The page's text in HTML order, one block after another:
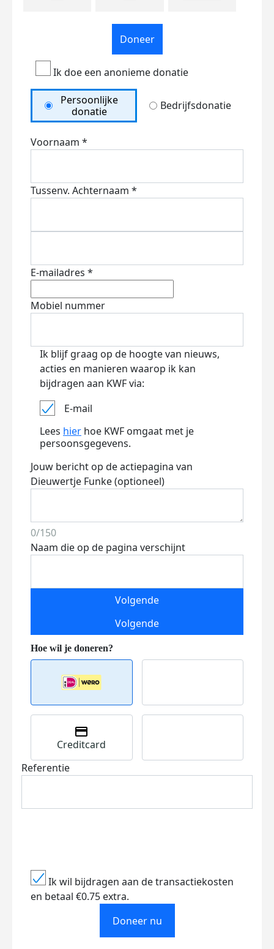
Doneer
Ik doe een anonieme donatie
Persoonlijke
donatie
Bedrijfsdonatie
Voornaam *
Tussenv. Achternaam *
E-mailadres *
Mobiel nummer
Ik blijf graag op de hoogte van nieuws,
acties en manieren waarop ik kan
bijdragen aan KWF via:
E-mail
Lees hier hoe KWF omgaat met je
persoonsgegevens.
Jouw bericht op de actiepagina van
Dieuwertje Funke (optioneel)
0/150
Naam die op de pagina verschijnt
Volgende
Volgende
Creditcard
Referentie
Ik wil bijdragen aan de transactiekosten
en betaal €0.75 extra.
Doneer nu